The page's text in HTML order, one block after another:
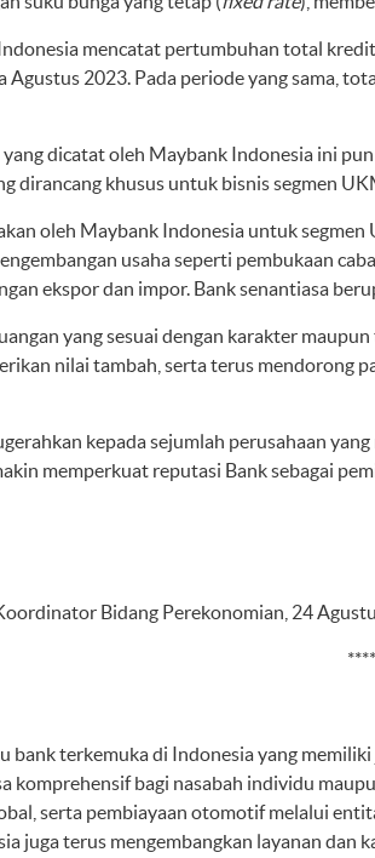
mencatat pertumbuhan total
2023. Pada periode yang sama,
dicatat oleh Maybank Indonesia ini
dirancang khusus untuk bisnis segmen
oleh Maybank Indonesia untuk
usaha seperti pembukaan
ekspor dan impor. Bank senantiasa
yang sesuai dengan karakter
nilai tambah, serta terus mendorong
kepada sejumlah perusahaan
memperkuat reputasi Bank sebagai
Bidang Perekonomian, 24
bank terkemuka di Indonesia yang
komprehensif bagi nasabah individu
serta pembiayaan otomotif melalui
juga terus mengembangkan layanan